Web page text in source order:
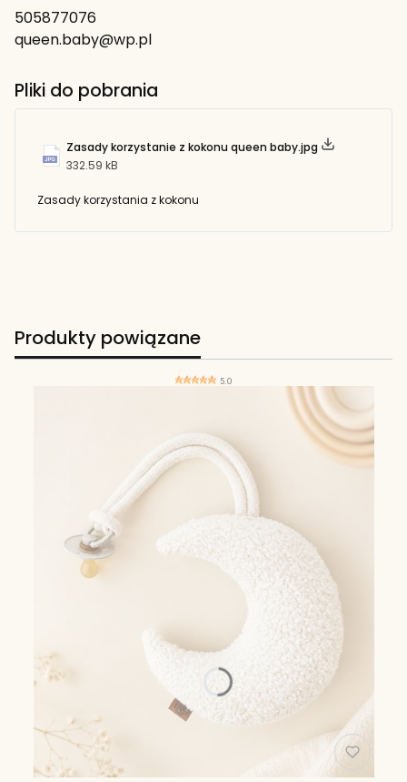
505877076
queen.baby@wp.pl
Pliki do pobrania
Zasady korzystanie z kokonu queen baby.jpg
332.59 kB
Zasady korzystania z kokonu
Produkty powiązane
5.0